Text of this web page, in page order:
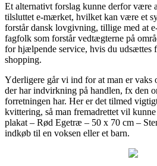
Et alternativt forslag kunne derfor være
tilsluttet e-mærket, hvilket kan være et
forstår dansk lovgivning, tillige med at
fagfolk som forstår vedtægterne på
for hjælpende service, hvis du udsættes
shopping.
Yderligere går vi ind for at man er
der har indvirkning på handlen, fx den
forretningen har. Her er det tilmed
kvittering, så man fremadrettet vil
plakat – Rød Egetræ – 50 x 70 cm –
indkøb til en voksen eller et barn.